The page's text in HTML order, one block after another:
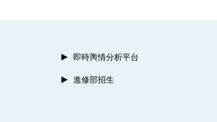
即時輿情分析平台
進修部招生